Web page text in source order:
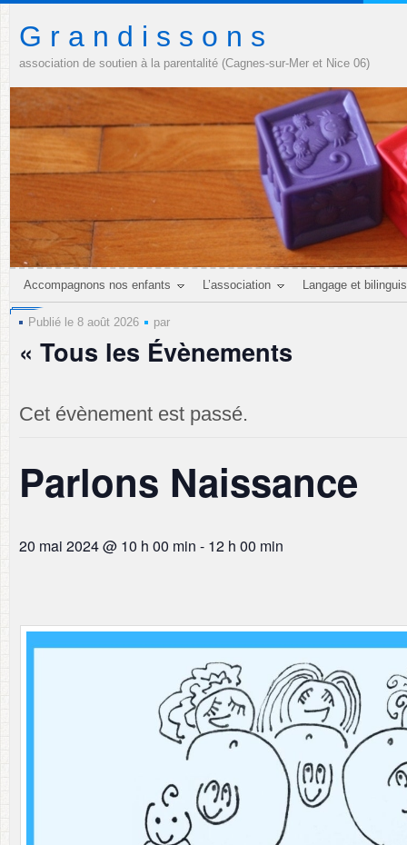
G r a n d i s s o n s
association de soutien à la parentalité (Cagnes-sur-Mer et Nice 06)
Accompagnons nos enfants L’association Langage et
Publié le 8 août 2026 par
« Tous les Évènements
Cet évènement est passé.
Parlons Naissance
20 mai 2024 @ 10 h 00 min - 12 h 00 min